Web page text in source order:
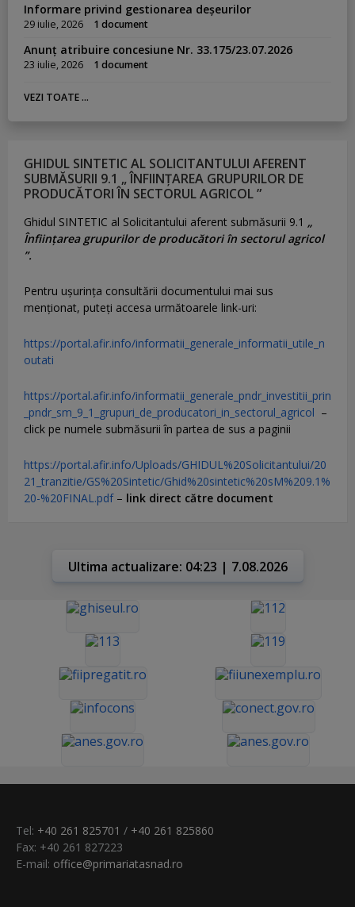
Informare privind gestionarea deșeurilor
29 iulie, 2026 1 document
Anunț atribuire concesiune Nr. 33.175/23.07.2026
23 iulie, 2026 1 document
VEZI TOATE ...
GHIDUL SINTETIC AL SOLICITANTULUI AFERENT
SUBMĂSURII 9.1 „ ÎNFIINȚAREA GRUPURILOR DE
PRODUCĂTORI ÎN SECTORUL AGRICOL ”
Ghidul SINTETIC al Solicitantului aferent submăsurii 9.1 „
Înființarea grupurilor de producători în sectorul agricol
”.
Pentru uşurinţa consultării documentului mai sus
menţionat, puteţi accesa următoarele link-uri:
https://portal.afir.info/informatii_generale_informatii_utile_n
outati
https://portal.afir.info/informatii_generale_pndr_investitii_prin
_pndr_sm_9_1_grupuri_de_producatori_in_sectorul_agricol –
click pe numele submăsurii în partea de sus a paginii
https://portal.afir.info/Uploads/GHIDUL%20Solicitantului/20
21_tranzitie/GS%20Sintetic/Ghid%20sintetic%20sM%209.1%
20-%20FINAL.pdf– link direct către document
Ultima actualizare: 04:23 | 7.08.2026
Tel: +40 261 825701 / +40 261 825860
Fax: +40 261 827223
E-mail: office@primariatasnad.ro